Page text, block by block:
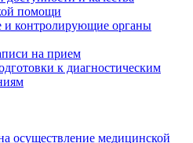
помощи
и контролирующие органы
на прием
к диагностическим
осуществление медицинской